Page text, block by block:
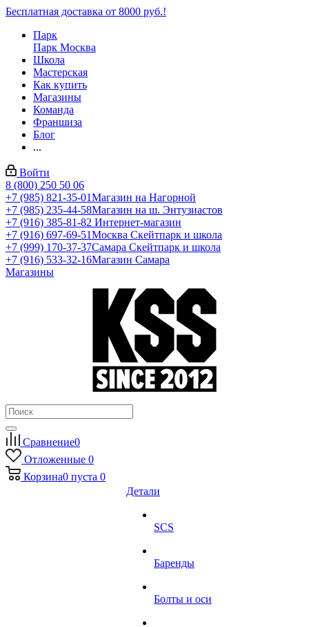
Бесплатная доставка от 8000 руб.!
Парк
Парк Москва
Школа
Мастерская
Как купить
Магазины
Команда
Франшиза
Блог
...
Войти
8 (800) 250 50 06
+7 (985) 821-35-01Магазин на Нагорной
+7 (985) 235-44-58Магазин на ш. Энтузиастов
+7 (916) 385-81-82 Интернет-магазин
+7 (916) 697-69-51Москва Скейтпарк и школа
+7 (999) 170-37-37Самара Скейтпарк и школа
+7 (916) 533-32-16Магазин Самара
Магазины
Сравнение0
Отложенные 0
Корзина0 пуста 0
Детали
SCS
Баренды
Болты и оси